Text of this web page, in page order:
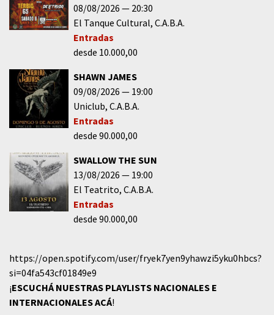
08/08/2026
20:30
El Tanque Cultural C.A.B.A.
Entradas
desde 10.000,00
SHAWN JAMES
09/08/2026
19:00
Uniclub C.A.B.A.
Entradas
desde 90.000,00
SWALLOW THE SUN
13/08/2026
19:00
El Teatrito C.A.B.A.
Entradas
desde 90.000,00
https://open.spotify.com/user/fryek7yen9yhawzi5yku0hbcs?
si=04fa543cf01849e9
¡ESCUCHÁ NUESTRAS PLAYLISTS NACIONALES E
INTERNACIONALESACÁ!